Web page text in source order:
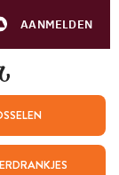
AANMELDEN